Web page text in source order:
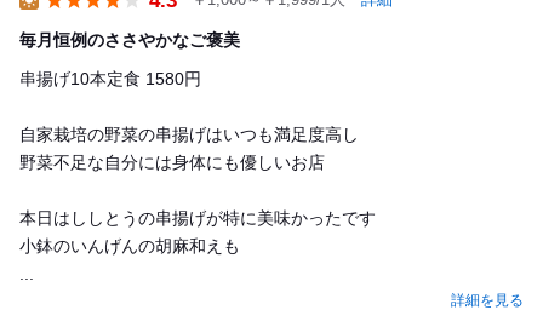
毎月恒例のささやかなご褒美
串揚げ10本定食 1580円
自家栽培の野菜の串揚げはいつも満足度高し
野菜不足な自分には身体にも優しいお店
本日はししとうの串揚げが特に美味かったです
小鉢のいんげんの胡麻和えも
詳細を見る